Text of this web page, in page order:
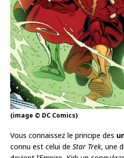
(image © DC Comics)
Vous connaissez le principe des
connu est celui de Star Trek, une